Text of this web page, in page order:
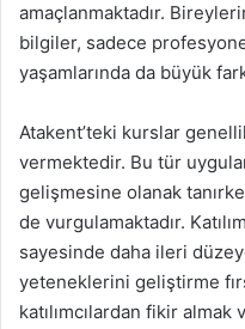
amaçlanmaktadır.
bilgiler, sadece
yaşamlarında da büyük
Atakent’teki kurslar
vermektedir. Bu tür
gelişmesine olanak
de vurgulamaktadır.
sayesinde daha ileri
yeteneklerini geliştirme
katılımcılardan fikir almak